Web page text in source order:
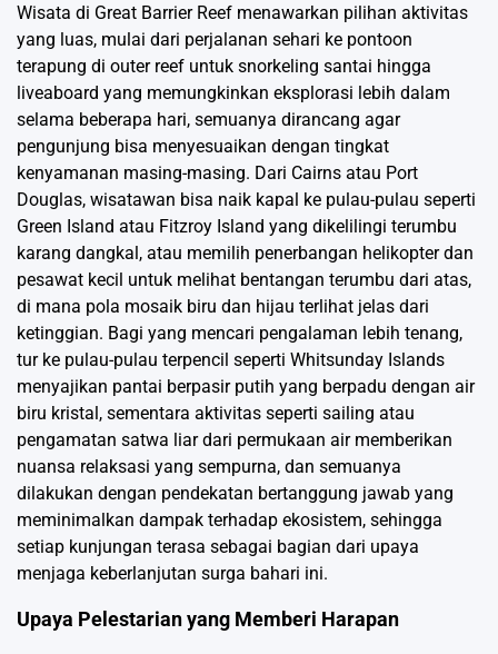
Wisata di Great Barrier Reef menawarkan pilihan aktivitas
yang luas, mulai dari perjalanan sehari ke pontoon
terapung di outer reef untuk snorkeling santai hingga
liveaboard yang memungkinkan eksplorasi lebih dalam
selama beberapa hari, semuanya dirancang agar
pengunjung bisa menyesuaikan dengan tingkat
kenyamanan masing-masing. Dari Cairns atau Port
Douglas, wisatawan bisa naik kapal ke pulau-pulau seperti
Green Island atau Fitzroy Island yang dikelilingi terumbu
karang dangkal, atau memilih penerbangan helikopter dan
pesawat kecil untuk melihat bentangan terumbu dari atas,
di mana pola mosaik biru dan hijau terlihat jelas dari
ketinggian. Bagi yang mencari pengalaman lebih tenang,
tur ke pulau-pulau terpencil seperti Whitsunday Islands
menyajikan pantai berpasir putih yang berpadu dengan air
biru kristal, sementara aktivitas seperti sailing atau
pengamatan satwa liar dari permukaan air memberikan
nuansa relaksasi yang sempurna, dan semuanya
dilakukan dengan pendekatan bertanggung jawab yang
meminimalkan dampak terhadap ekosistem, sehingga
setiap kunjungan terasa sebagai bagian dari upaya
menjaga keberlanjutan surga bahari ini.
Upaya Pelestarian yang Memberi Harapan